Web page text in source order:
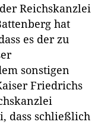
Reichskanzlei
hat
es der zu
sonstigen
Friedrichs
dass schließlich